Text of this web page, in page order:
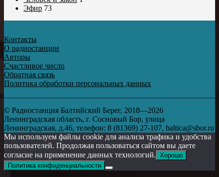
Эфир 73
Контакты
О радиостанции
Авторы
Счастливое число
Обратная связь
Политика обработки персональных данных
© Радиостанция Балтийский Берег, 2018—2026
Ленинградская область, г. Сосновый Бор, улица
Ленинградская, д.46, телефон: 8 (81369) 27-107, baltica@sbor.ru
Мы используем файлы cookie для анализа трафика и удобства
пользователей. Продолжая пользоваться сайтом вы даете
согласие на применение данных технологий. Хорошо
Политика конфиденциальности